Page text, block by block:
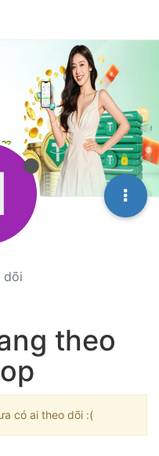
dõi
theo
có ai theo dõi :(